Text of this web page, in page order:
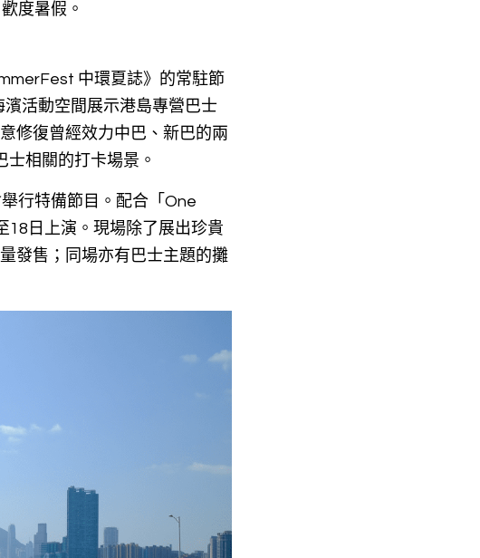
度暑假。
中環夏誌》的常駐節
活動空間展示港島專營巴士
修復曾經效力中巴、新巴的兩
相關的打卡場景。
行特備節目。配合「One
18日上演。現場除了展出珍貴
發售；同場亦有巴士主題的攤